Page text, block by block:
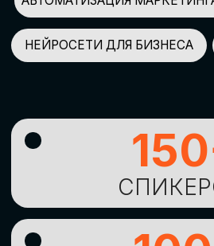
GLOBAL TECH FORUM
ИЗУЧЕНИЯНОВЫХ
ТЕХНОЛОГИЙИ
СТРАТЕГИЧЕСКИХ
ПОДХОДОВ К
ТРАНСФОРМАЦИИ
БИЗНЕСА